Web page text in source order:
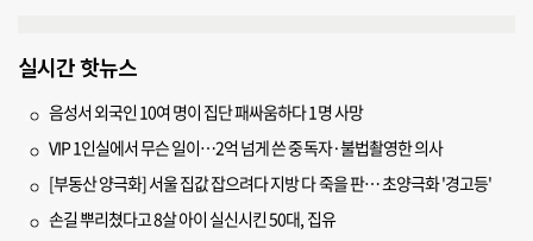
실시간 핫뉴스
음성서 외국인 10여 명이 집단 패싸움하다 1명 사망
VIP 1인실에서 무슨 일이…2억 넘게 쓴 중독자·불법촬영한 의사
[부동산 양극화] 서울 집값 잡으려다 지방 다 죽을 판… 초양극화 '경고등'
손길 뿌리쳤다고 8살 아이 실신시킨 50대, 집유